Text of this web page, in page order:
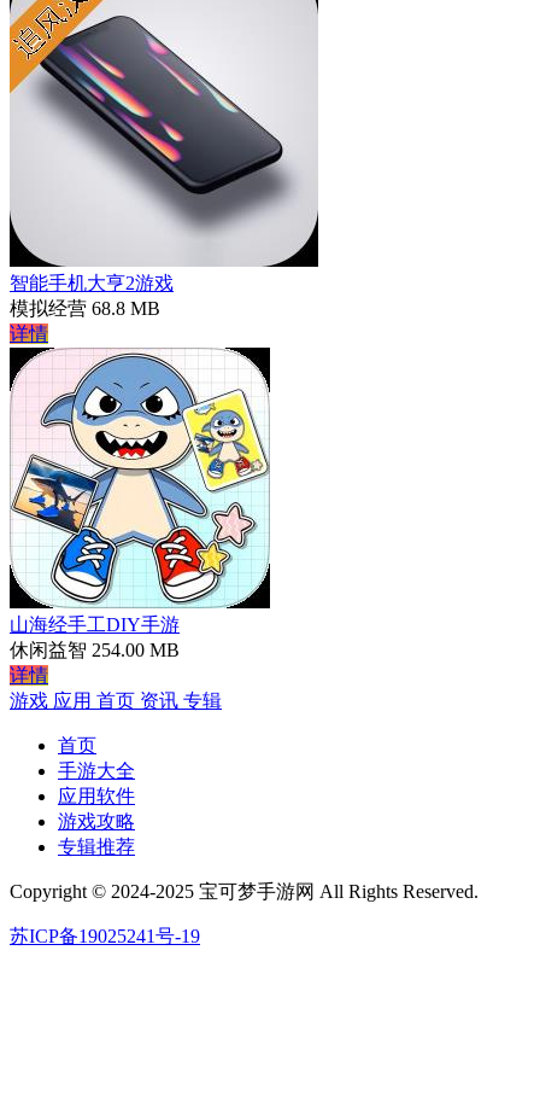
智能手机大亨2游戏
模拟经营 68.8 MB
详情
山海经手工DIY手游
休闲益智 254.00 MB
详情
游戏 应用 首页 资讯 专辑
首页
手游大全
应用软件
游戏攻略
专辑推荐
Copyright © 2024-2025 宝可梦手游网 All Rights Reserved.
苏ICP备19025241号-19